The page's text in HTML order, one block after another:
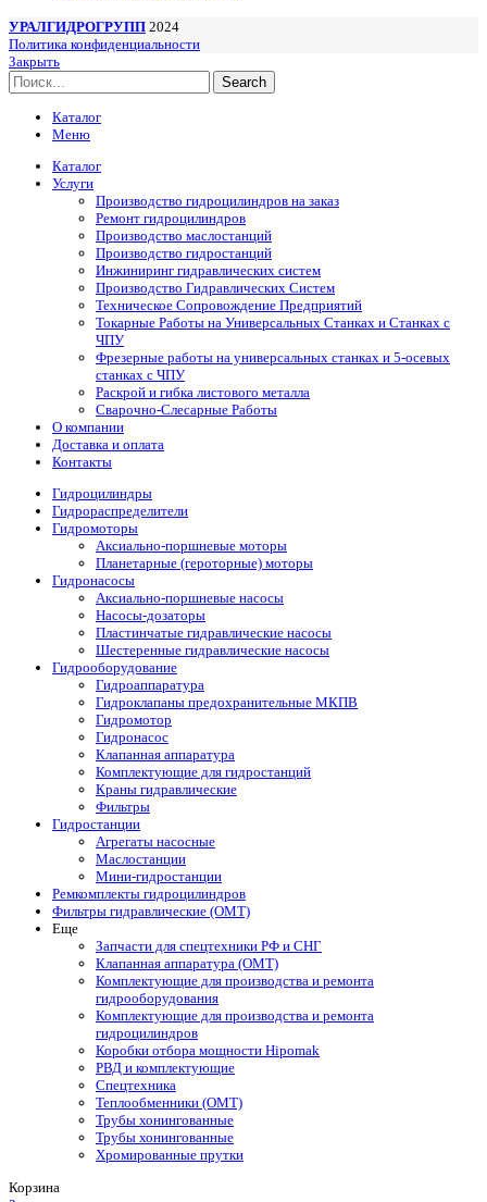
УРАЛГИДРОГРУПП 2024
Политика конфиденциальности
Закрыть
Search
Каталог
Меню
Каталог
Услуги
Производство гидроцилиндров на заказ
Ремонт гидроцилиндров
Производство маслостанций
Производство гидростанций
Инжиниринг гидравлических систем
Производство Гидравлических Систем
Техническое Сопровождение Предприятий
Токарные Работы на Универсальных Станках и Станках с
ЧПУ
Фрезерные работы на универсальных станках и 5-осевых
станках с ЧПУ
Раскрой и гибка листового металла
Сварочно-Слесарные Работы
О компании
Доставка и оплата
Контакты
Гидроцилиндры
Гидрораспределители
Гидромоторы
Аксиально-поршневые моторы
Планетарные (героторные) моторы
Гидронасосы
Аксиально-поршневые насосы
Насосы-дозаторы
Пластинчатые гидравлические насосы
Шестеренные гидравлические насосы
Гидрооборудование
Гидроаппаратура
Гидроклапаны предохранительные МКПВ
Гидромотор
Гидронасос
Клапанная аппаратура
Комплектующие для гидростанций
Краны гидравлические
Фильтры
Гидростанции
Агрегаты насосные
Маслостанции
Мини-гидростанции
Ремкомплекты гидроцилиндров
Фильтры гидравлические (OMT)
Еще
Запчасти для спецтехники РФ и СНГ
Клапанная аппаратура (OMT)
Комплектующие для производства и ремонта
гидрооборудования
Комплектующие для производства и ремонта
гидроцилиндров
Коробки отбора мощности Hipomak
РВД и комплектующие
Спецтехника
Теплообменники (OMT)
Трубы хонингованные
Трубы хонингованные
Хромированные прутки
Корзина